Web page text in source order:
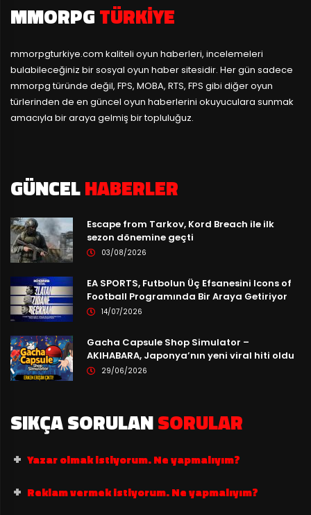
MMORPGTÜRKIYE
mmorpgturkiye.com kaliteli oyun haberleri, incelemeleri
bulabileceğiniz bir sosyal oyun haber sitesidir. Her gün sadece
mmorpg türünde değil, FPS, MOBA, RTS, FPS gibi diğer oyun
türlerinden de en güncel oyun haberlerini okuyuculara sunmak
amacıyla bir araya gelmiş bir topluluğuz.
GÜNCELHABERLER
Escape from Tarkov, Kord Breach ile ilk
sezon dönemine geçti
03/08/2026
EA SPORTS, Futbolun Üç Efsanesini Icons of
Football Programında Bir Araya Getiriyor
14/07/2026
Gacha Capsule Shop Simulator –
AKIHABARA, Japonya’nın yeni viral hiti oldu
29/06/2026
SIKÇA SORULANSORULAR
Yazar olmak istiyorum. Ne yapmalıyım?
Reklam vermek istiyorum. Ne yapmalıyım?